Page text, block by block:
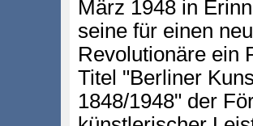
März 1948 in
seine für einen
Revolutionäre ein
Titel "Berliner
1848/1948" der